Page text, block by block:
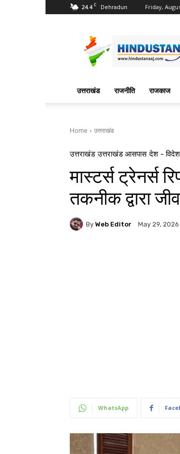
24.4 C Dehradun Friday,
Aaj
News
उत्तराखंड राजनीति राजकाज
Home उत्तराखंड
उत्तराखंड उत्तराखंड आसपास देश - विदेश
मास्टर्स ट्रेनर्स
तकनीक द्वारा
By Web Editor May 29, 2026
WhatsApp